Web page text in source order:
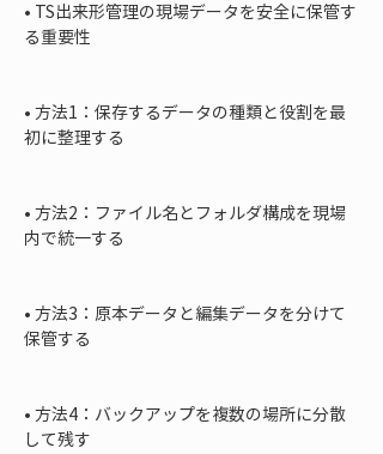
• TS出来形管理の現場データを安全に保管す
る重要性
• 方法1：保存するデータの種類と役割を最
初に整理する
• 方法2：ファイル名とフォルダ構成を現場
内で統一する
• 方法3：原本データと編集データを分けて
保管する
• 方法4：バックアップを複数の場所に分散
して残す